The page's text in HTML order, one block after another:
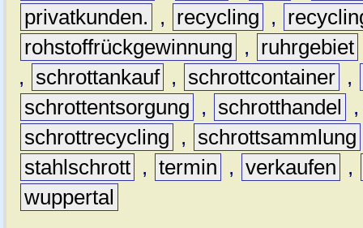
privatkunden.
, recycling ,
rohstoffrückgewinnung
, ruhrgebiet
,
schrottankauf , schrottcontainer ,
schrottentsorgung
, schrotthandel
schrottrecycling
, schrottsammlung
stahlschrott , termin , verkaufen
,
wuppertal